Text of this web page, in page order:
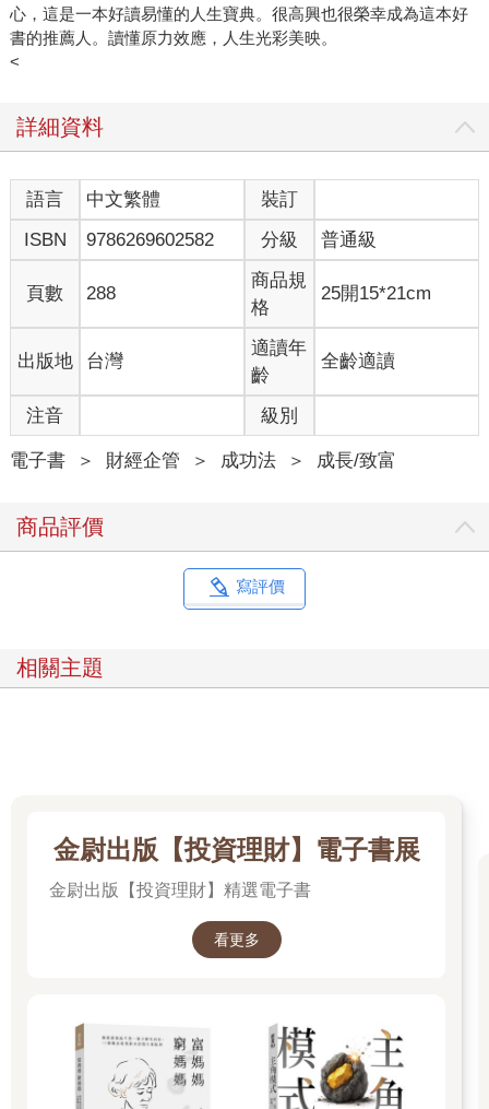
心，這是一本好讀易懂的人生寶典。很高興也很榮幸成為這本好
書的推薦人。讀懂原力效應，人生光彩美映。
<
詳細資料
語言 中文繁體
裝訂
ISBN
9786269602582 分級 普通級
頁數 288
商品規
格
25開15*21cm
出版地 台灣
適讀年
齡
全齡適讀
注音 級別
電子書 ＞ 財經企管 ＞ 成功法 ＞ 成長/致富
商品評價
寫評價
相關主題
金尉出版【投資理財】電子書展
金尉出版【投資理財】精選電子書
看更多